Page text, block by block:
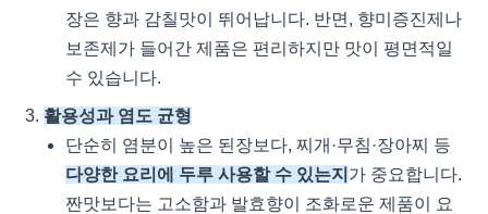
장은 향과 감칠맛이 뛰어납니다. 반면, 향미증진제나
보존제가 들어간 제품은 편리하지만 맛이 평면적일
수 있습니다.
활용성과 염도 균형
단순히 염분이 높은 된장보다, 찌개·무침·장아찌 등
다양한 요리에 두루 사용할 수 있는지 가 중요합니다.
짠맛보다는 고소함과 발효향이 조화로운 제품이 요